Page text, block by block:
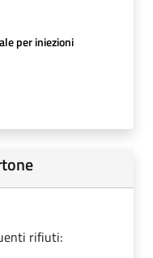
per iniezioni
rifiuti: